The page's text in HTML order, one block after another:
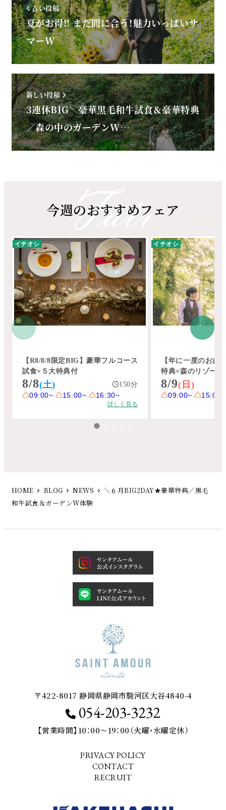
古い投稿
夏がお得!! まだ間に合う！魅力いっぱいサ
マーW
新しい投稿
3連休BIG＼豪華黒毛和牛試食＆豪華特典
／森の中のガーデンW…
今週のおすすめフェア
HOME BLOG NEWS
＼６月BIG2DAY★豪華特典／黒毛
和牛試食＆ガーデンW体験
〒422-8017 静岡県静岡市駿河区大谷4840-4
054-203-3232
【営業時間】10：00～19：00（火曜・水曜定休）
PRIVACY POLICY
CONTACT
RECRUIT